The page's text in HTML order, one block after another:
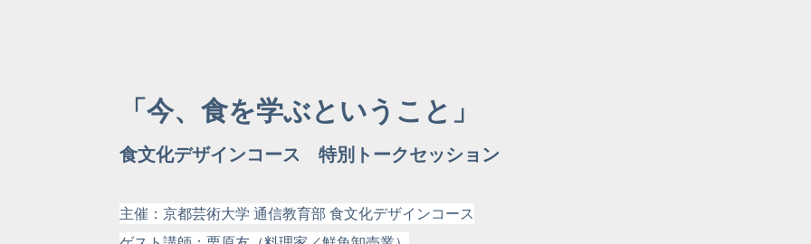
「今、食を学ぶということ」
食文化デザインコース 特別トークセッション
主催：京都芸術大学 通信教育部 食文化デザインコース